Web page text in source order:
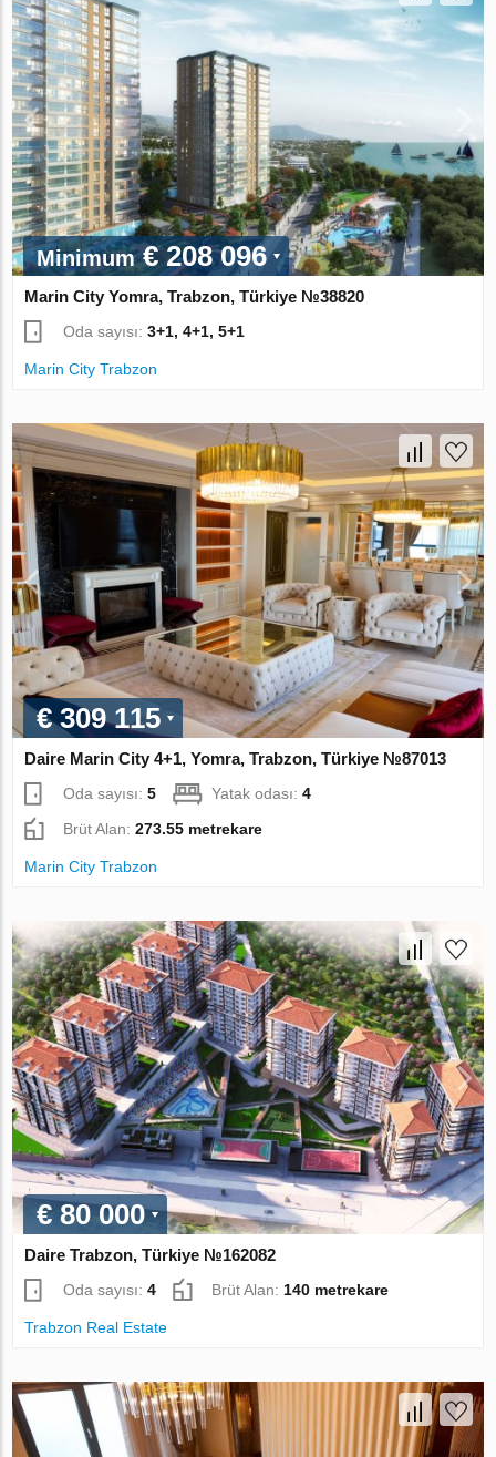
Minimum€ 208 096
Marin City Yomra, Trabzon, Türkiye №38820
Oda sayısı:3+1, 4+1, 5+1
Marin City Trabzon
€ 309 115
Daire Marin City 4+1, Yomra, Trabzon, Türkiye №87013
Oda sayısı:5 Yatak odası:4
Brüt Alan:273.55 metrekare
Marin City Trabzon
€ 80 000
Daire Trabzon, Türkiye №162082
Oda sayısı:4 Brüt Alan:140 metrekare
Trabzon Real Estate